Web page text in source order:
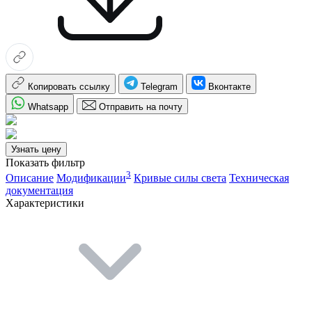
Копировать ссылку Telegram
Вконтакте
Whatsapp
Отправить на почту
Узнать цену
Показать фильтр
Описание Модификации3 Кривые силы света Техническая
документация
Характеристики